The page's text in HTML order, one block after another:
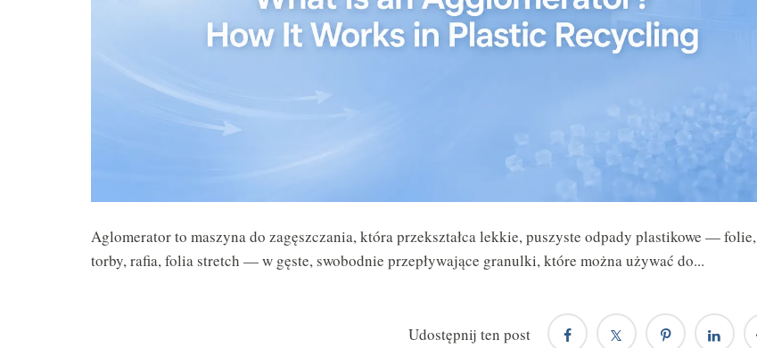
Aglomerator to maszyna do zagęszczania, która przekształca lekkie, puszyste odpady plastikowe — folie,
torby, rafia, folia stretch — w gęste, swobodnie przepływające granulki, które można używać do...
Udostępnij ten post